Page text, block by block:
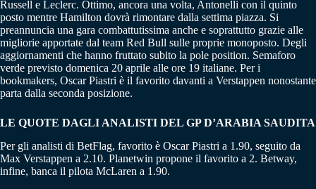
Russell e Leclerc. Ottimo, ancora una volta, Antonelli con il quinto
posto mentre Hamilton dovrà rimontare dalla settima piazza. Si
preannuncia una gara combattutissima anche e soprattutto grazie alle
migliorie apportate dal team Red Bull sulle proprie monoposto. Degli
aggiornamenti che hanno fruttato subito la pole position. Semaforo
verde previsto domenica 20 aprile alle ore 19 italiane. Per i
bookmakers, Oscar Piastri è il favorito davanti a Verstappen nonostante
parta dalla seconda posizione.
LE QUOTE DAGLI ANALISTI DEL GP D’ARABIA SAUDITA
Per gli analisti di BetFlag, favorito è Oscar Piastri a 1.90, seguito da
Max Verstappen a 2.10. Planetwin propone il favorito a 2. Betway,
infine, banca il pilota McLaren a 1.90.